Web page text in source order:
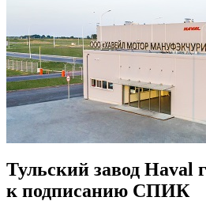
Тульский завод Haval
к подписанию СПИК